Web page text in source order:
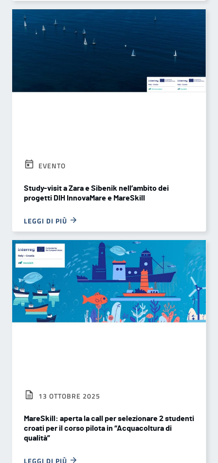
EVENTO
Study-visit a Zara e Sibenik nell’ambito dei
progetti DIH InnovaMare e MareSkill
LEGGI DI PIÙ
13 OTTOBRE 2025
MareSkill: aperta la call per selezionare 2 studenti
croati per il corso pilota in “Acquacoltura di
qualità”